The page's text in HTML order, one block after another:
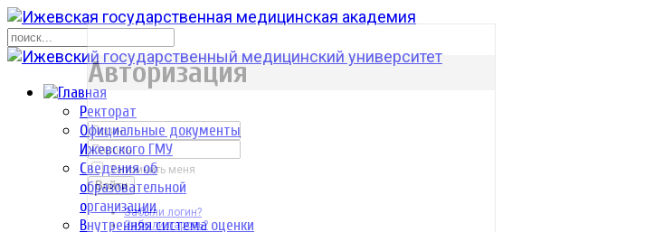
Ректорат
Официальные документы
Ижевского ГМУ
Сведения об
образовательной
организации
Внутренняя система оценки
р
Авторизация
Запомнить меня
Войти
Забыли логин?
Забыли пароль?